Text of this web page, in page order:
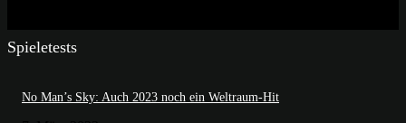
Spieletests
No Man’s Sky: Auch 2023 noch ein Weltraum-Hit